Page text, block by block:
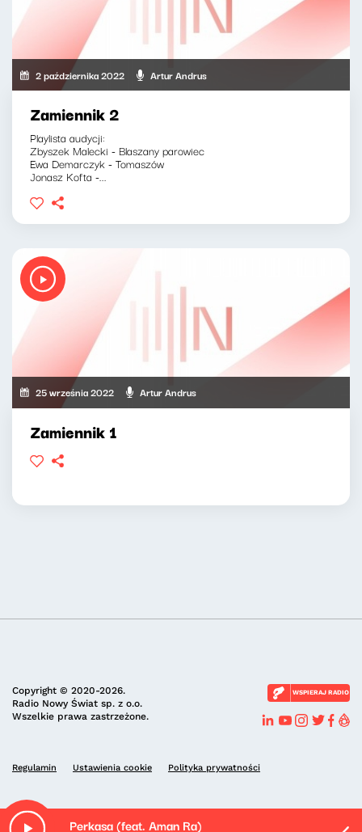
Perkasa (feat. Aman Ra)
2 października 2022 Artur Andrus
Zamiennik 2
Playlista audycji:
Zbyszek Malecki - Blaszany parowiec
Ewa Demarczyk - Tomaszów
Jonasz Kofta -...
25 września 2022 Artur Andrus
Zamiennik 1
Copyright © 2020-2026.
Radio Nowy Świat sp. z o.o.
Wszelkie prawa zastrzeżone.
WSPIERAJ RADIO
Regulamin Ustawienia cookie Polityka prywatności